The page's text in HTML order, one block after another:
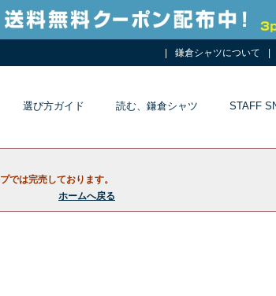
鎌倉シャツについて
選び方ガイド 読む、鎌倉シャツ STAFF
では完売しております。
ホームへ戻る